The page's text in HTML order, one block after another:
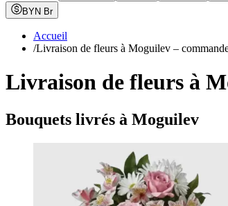
BYN Br
Accueil
/Livraison de fleurs à Moguilev –
Livraison de fleurs à
Bouquets livrés à Moguilev